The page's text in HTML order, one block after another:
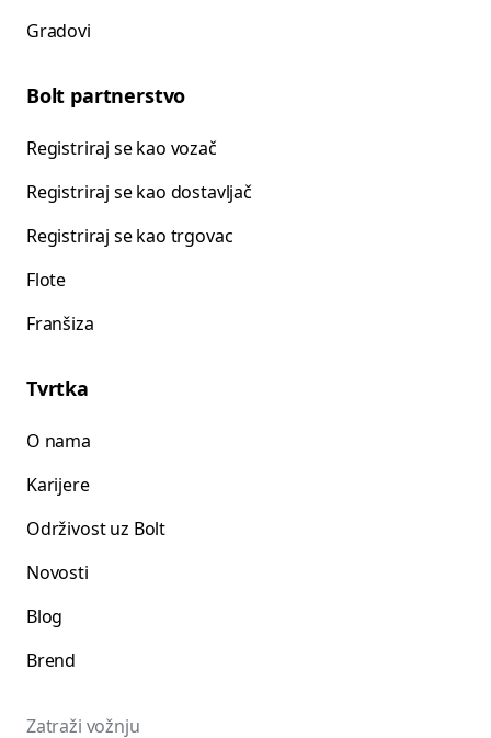
Gradovi
Bolt partnerstvo
Registriraj se kao vozač
Registriraj se kao dostavljač
Registriraj se kao trgovac
Flote
Franšiza
Tvrtka
O nama
Karijere
Održivost uz Bolt
Novosti
Blog
Brend
Zatraži vožnju